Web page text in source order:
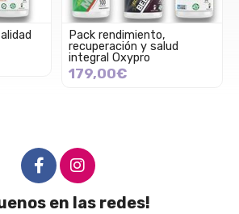
Pack rendimiento,
recuperación y salud
integral Oxypro
179,00€
en las redes!